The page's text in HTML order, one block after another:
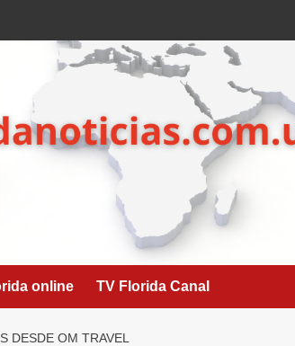
online TV Florida Canal
DESDE OM TRAVEL